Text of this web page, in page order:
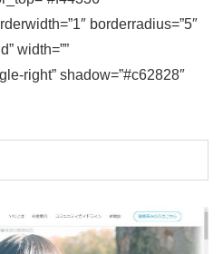
borderradius=”5″
width=””
right” shadow=”#c62828″